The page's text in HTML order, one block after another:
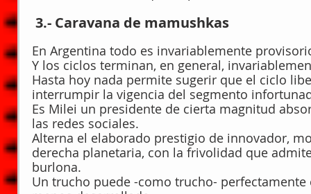
3.- Caravana de mamushkas
En Argentina todo es invariablemente
Y los ciclos terminan, en general,
Hasta hoy nada permite sugerir que el ciclo
interrumpir la vigencia del segmento
Es Milei un presidente de cierta magnitud
las redes sociales.
Alterna el elaborado prestigio de innovador,
derecha planetaria, con la frivolidad que
burlona.
Un trucho puede -como trucho-